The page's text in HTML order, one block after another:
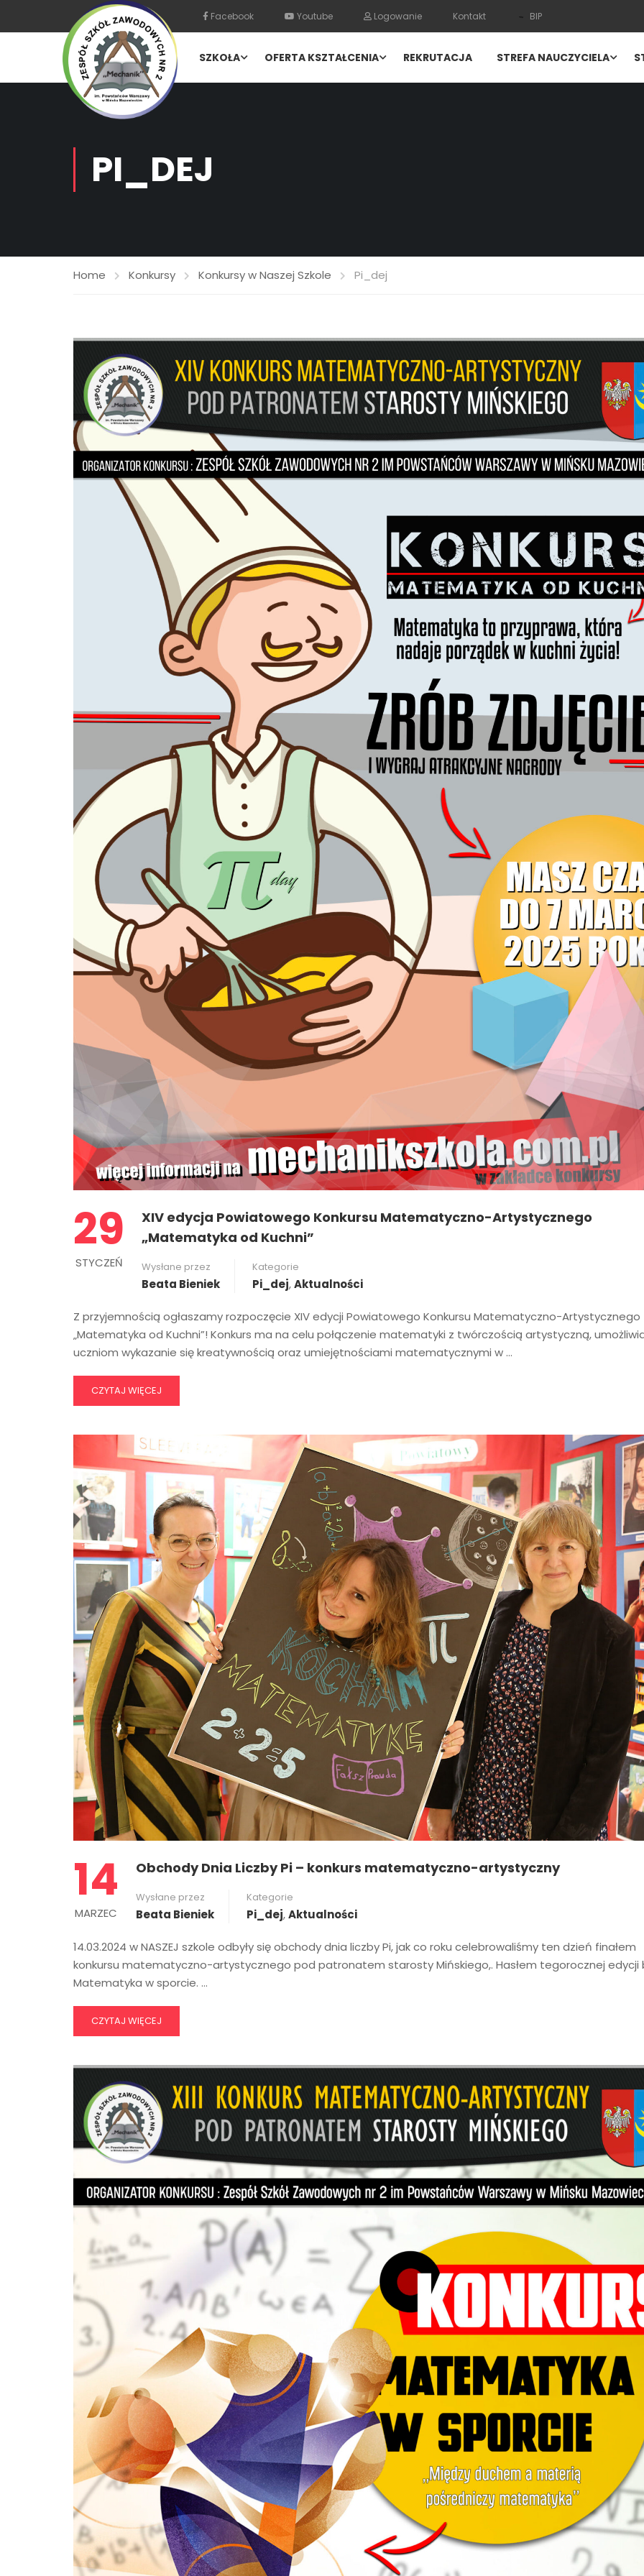
Facebook Youtube Logowanie Kontakt BIP
SZKOŁA OFERTA KSZTAŁCENIA REKRUTACJA STREFA NAUCZYCIELA
PI_DEJ
Home Konkursy Konkursy w Naszej Szkole Pi_dej
29
STYCZEŃ
XIV edycja Powiatowego Konkursu Matematyczno-Artystycznego
„Matematyka od Kuchni”
Wysłane przez
Beata Bieniek
Kategorie
Pi_dej,Aktualności
Z przyjemnością ogłaszamy rozpoczęcie XIV edycji Powiatowego Konkursu Matematyczno-Artystycznego
„Matematyka od Kuchni”! Konkurs ma na celu połączenie matematyki z twórczością artystyczną,
uczniom wykazanie się kreatywnością oraz umiejętnościami matematycznymi w …
CZYTAJ WIĘCEJ
14
MARZEC
Obchody Dnia Liczby Pi – konkurs matematyczno-artystyczny
Wysłane przez
Beata Bieniek
Kategorie
Pi_dej,Aktualności
14.03.2024 w NASZEJ szkole odbyły się obchody dnia liczby Pi, jak co roku celebrowaliśmy ten dzień finałem
konkursu matematyczno-artystycznego pod patronatem starosty Mińskiego,. Hasłem tegorocznej edycji
Matematyka w sporcie. …
CZYTAJ WIĘCEJ